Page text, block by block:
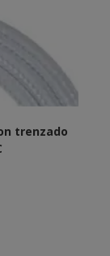
trenzado